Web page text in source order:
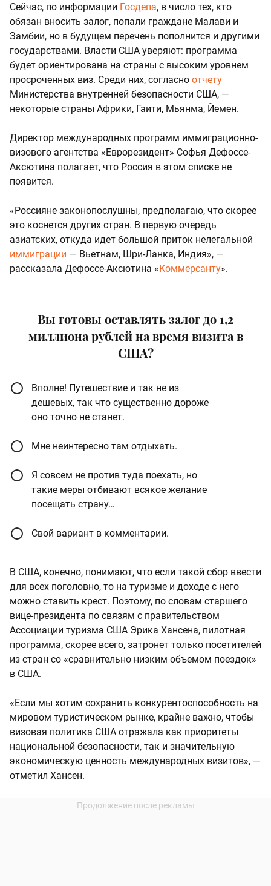
Сейчас, по информации Госдепа, в число тех, кто
обязан вносить залог, попали граждане Малави и
Замбии, но в будущем перечень пополнится и другими
государствами. Власти США уверяют: программа
будет ориентирована на страны с высоким уровнем
просроченных виз. Среди них, согласно отчету
Министерства внутренней безопасности США, —
некоторые страны Африки, Гаити, Мьянма, Йемен.
Директор международных программ иммиграционно-
визового агентства «Еврорезидент» Софья Дефоссе-
Аксютина полагает, что Россия в этом списке не
появится.
«Россияне законопослушны, предполагаю, что скорее
это коснется других стран. В первую очередь
азиатских, откуда идет большой приток нелегальной
иммиграции — Вьетнам, Шри-Ланка, Индия», —
рассказала Дефоссе-Аксютина «Коммерсанту».
Вы готовы оставлять залог до 1,2
миллиона рублей на время визита в
США?
Вполне! Путешествие и так не из
дешевых, так что существенно дороже
оно точно не станет.
Мне неинтересно там отдыхать.
Я совсем не против туда поехать, но
такие меры отбивают всякое желание
посещать страну…
Свой вариант в комментарии.
В США, конечно, понимают, что если такой сбор ввести
для всех поголовно, то на туризме и доходе с него
можно ставить крест. Поэтому, по словам старшего
вице-президента по связям с правительством
Ассоциации туризма США Эрика Хансена, пилотная
программа, скорее всего, затронет только посетителей
из стран со «сравнительно низким объемом поездок»
в США.
«Если мы хотим сохранить конкурентоспособность на
мировом туристическом рынке, крайне важно, чтобы
визовая политика США отражала как приоритеты
национальной безопасности, так и значительную
экономическую ценность международных визитов», —
отметил Хансен.